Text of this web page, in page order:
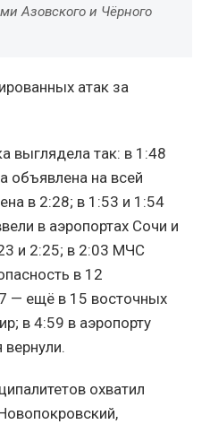
Азовского и Чёрного
атак за
выглядела так: в 1:48
объявлена на всей
в 2:28; в 1:53 и 1:54
в аэропортах Сочи и
и 2:25; в 2:03 МЧС
в 12
— ещё в 15 восточных
в 4:59 в аэропорту
вернули.
охватил